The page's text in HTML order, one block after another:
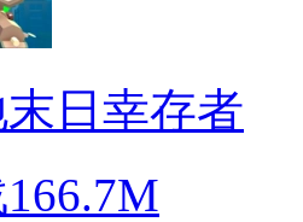
日幸存者
166.7M